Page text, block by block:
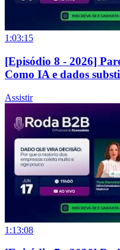
1:03:15
[Episódio 8 - 2026]
Como IA e dados
Assistir
1:13:08